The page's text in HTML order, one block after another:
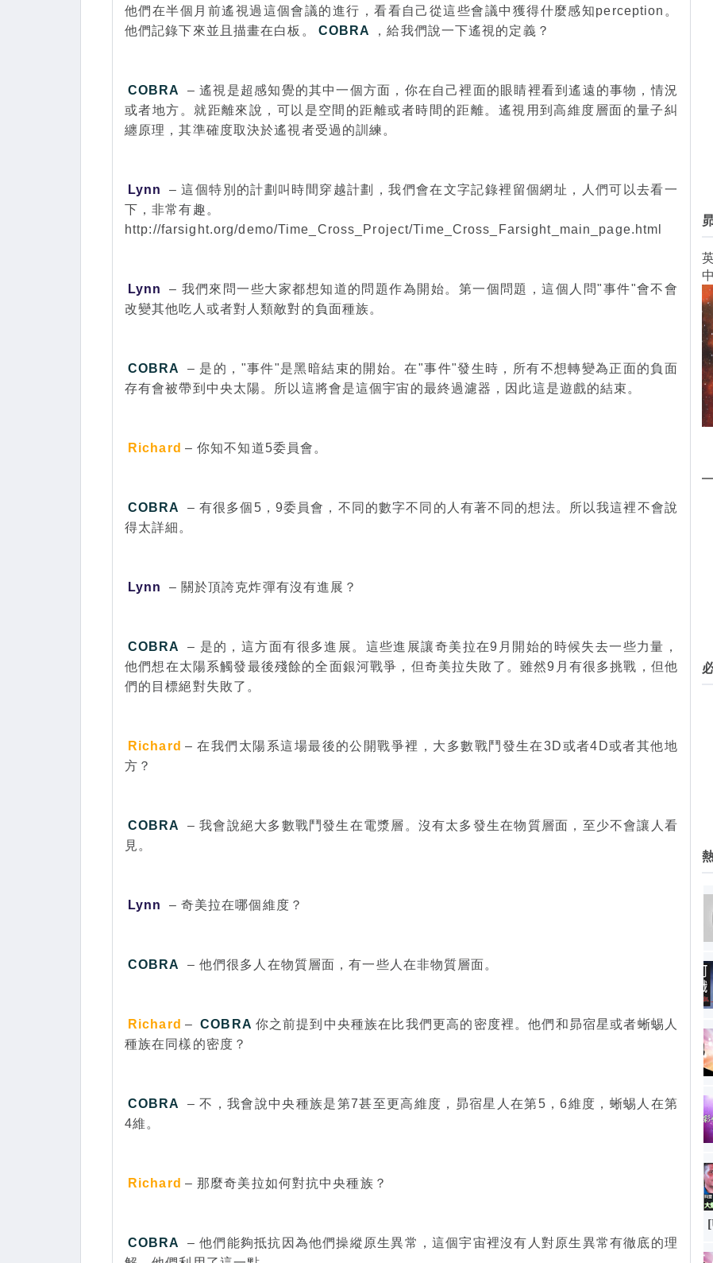
他們在半個月前遙視過這個會議的進行，看看自己從這些會議中獲得什麼感知perception。
他們記錄下來並且描畫在白板。
COBRA ，給我們說一下遙視的定義？
COBRA
– 遙視是超感知覺的其中一個方面，你在自己裡面的眼睛裡看到遙遠的事物，情況
或者地方。就距離來說，可以是空間的距離或者時間的距離。遙視用到高維度層面的量子糾
纏原理，其準確度取決於遙視者受過的訓練。
Lynn
– 這個特別的計劃叫時間穿越計劃，我們會在文字記錄裡留個網址，人們可以去看一
下，非常有趣。
http://farsight.org/demo/Time_Cross_Project/Time_Cross_Farsight_main_page.html
Lynn
– 我們來問一些大家都想知道的問題作為開始。第一個問題，這個人問"事件"會不會
改變其他吃人或者對人類敵對的負面種族。
COBRA
– 是的，"事件"是黑暗結束的開始。在"事件"發生時，所有不想轉變為正面的負面
存有會被帶到中央太陽。所以這將會是這個宇宙的最終過濾器，因此這是遊戲的結束。
Richard – 你知不知道5委員會。
COBRA
– 有很多個5，9委員會，不同的數字不同的人有著不同的想法。所以我這裡不會說
得太詳細。
Lynn – 關於頂誇克炸彈有沒有進展？
COBRA
– 是的，這方面有很多進展。這些進展讓奇美拉在9月開始的時候失去一些力量，
他們想在太陽系觸發最後殘餘的全面銀河戰爭，但奇美拉失敗了。雖然9月有很多挑戰，但他
們的目標絕對失敗了。
Richard – 在我們太陽系這場最後的公開戰爭裡，大多數戰鬥發生在3D或者4D或者其他地
方？
COBRA
– 我會說絕大多數戰鬥發生在電漿層。沒有太多發生在物質層面，至少不會讓人看
見。
Lynn – 奇美拉在哪個維度？
COBRA – 他們很多人在物質層面，有一些人在非物質層面。
Richard – COBRA 你之前提到中央種族在比我們更高的密度裡。他們和昴宿星或者蜥蜴人
種族在同樣的密度？
COBRA
– 不，我會說中央種族是第7甚至更高維度，昴宿星人在第5，6維度，蜥蜴人在第
4維。
Richard – 那麼奇美拉如何對抗中央種族？
COBRA
– 他們能夠抵抗因為他們操縱原生異常，這個宇宙裡沒有人對原生異常有徹底的理